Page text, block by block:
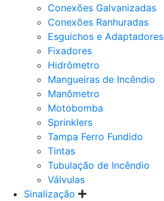
Conexões Galvanizadas
Conexões Ranhuradas
Esguichos e Adaptadores
Fixadores
Hidrômetro
Mangueiras de Incêndio
Manômetro
Motobomba
Sprinklers
Tampa Ferro Fundido
Tintas
Tubulação de Incêndio
Válvulas
Sinalização